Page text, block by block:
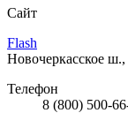
Сайт
Flash
Новочеркасское
Телефон
8 (800) 500-